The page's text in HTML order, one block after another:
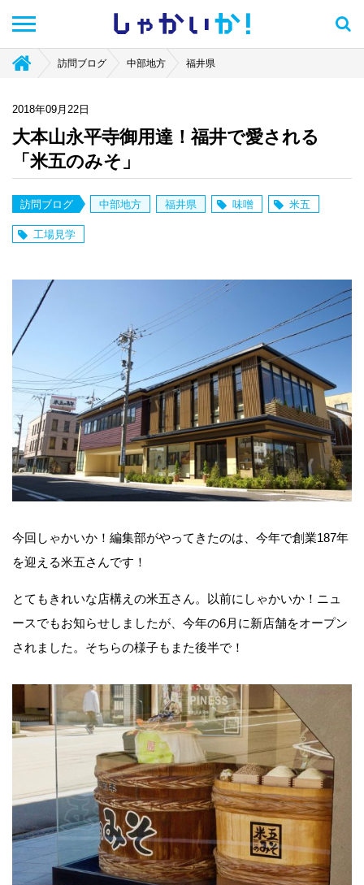
しゃかい か！
訪問ブログ 中部地方 福井県
2018年09月22日
大本山永平寺御用達！福井で愛される
「米五のみそ」
訪問ブログ 中部地方 福井県 味噌 米五
工場見学
今回しゃかいか！編集部がやってきたのは、今年で創業187年
を迎える米五さんです！
とてもきれいな店構えの米五さん。以前にしゃかいか！ニュ
ースでもお知らせしましたが、今年の6月に新店舗をオープン
されました。そちらの様子もまた後半で！